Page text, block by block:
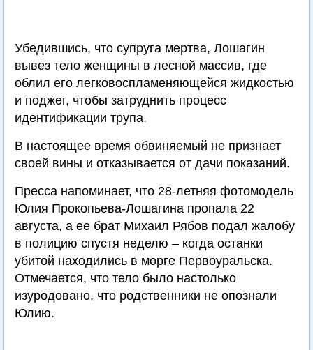
Убедившись, что супруга мертва, Лошагин
вывез тело женщины в лесной массив, где
облил его легковоспламеняющейся жидкостью
и поджег, чтобы затруднить процесс
идентификации трупа.
В настоящее время обвиняемый не признает
своей вины и отказывается от дачи показаний.
Пресса напоминает, что 28-летняя фотомодель
Юлия Прокопьева-Лошагина пропала 22
августа, а ее брат Михаил Рябов подал жалобу
в полицию спустя неделю – когда останки
убитой находились в морге Первоуральска.
Отмечается, что тело было настолько
изуродовано, что родственники не опознали
Юлию.